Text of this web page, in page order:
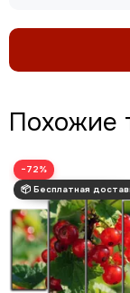
Похожие
−72%